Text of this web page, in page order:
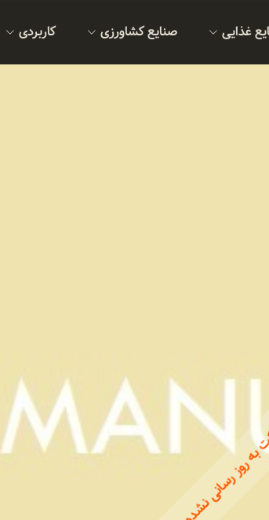
غذایی صنایع کشاورزی کاربردی
رسانی نشده است .